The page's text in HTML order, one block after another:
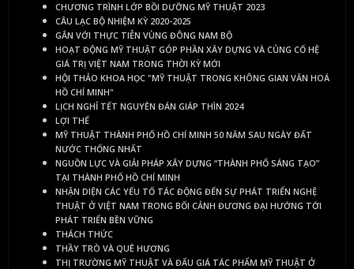
CHƯƠNG TRÌNH LỚP BỒI DƯỠNG MỸ THUẬT 2023
CÂU LẠC BỘ NHIỆM KỲ 2020-2025
GẮN VỚI THỰC TIỄN VÙNG ĐÔNG NAM BỘ
HOẠT ĐỘNG MỸ THUẬT GÓP PHẦN XÂY DỰNG VÀ CỦNG CỐ HỆ
GIÁ TRỊ VIỆT NAM TRONG THỜI KỲ MỚI
HỘI THẢO KHOA HỌC "MỸ THUẬT TRONG KHÔNG GIAN VĂN HOÁ
HỒ CHÍ MINH"
LỊCH NGHỈ TẾT NGUYÊN ĐÁN GIÁP THÌN 2024
LỢI THẾ
MỸ THUẬT THÀNH PHỐ HỒ CHÍ MINH 50 NĂM SAU NGÀY ĐẤT
NƯỚC THỐNG NHẤT
NGUỒN LỰC VÀ GIẢI PHÁP XÂY DỰNG “THÀNH PHỐ SÁNG TẠO”
TẠI THÀNH PHỐ HỒ CHÍ MINH
NHẬN DIỆN CÁC YẾU TỐ TÁC ĐỘNG ĐẾN SỰ PHÁT TRIỂN NGHỆ
THUẬT Ở VIỆT NAM TRONG BỐI CẢNH ĐƯƠNG ĐẠI HƯỚNG TỚI
PHÁT TRIỂN BỀN VỮNG
THÁCH THỨC
THẦY TRÒ VÀ QUÊ HƯƠNG
THỊ TRƯỜNG MỸ THUẬT VÀ ĐẤU GIÁ TÁC PHẨM MỸ THUẬT Ở